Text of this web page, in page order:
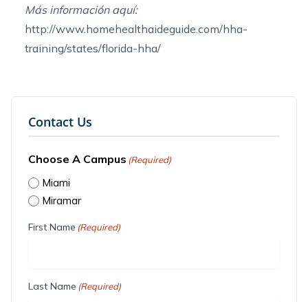
Más información aquí:
http://www.homehealthaideguide.com/hha-
training/states/florida-hha/
Contact Us
Choose A Campus (Required)
Miami
Miramar
First Name (Required)
Last Name (Required)